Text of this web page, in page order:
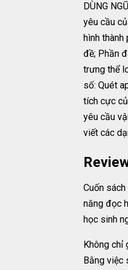
DÙNG
yêu cầu
hình
đề; Phần
trưng thể
số: Quét
tích cực
yêu cầu
viết các
Cuốn
năng đọc
học sinh
Không chỉ
Bằng việc